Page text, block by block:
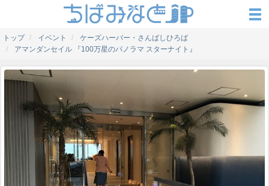
トップ イベント
ケーズハーバー・さんばしひろば
アマンダンセイル 『100万星のパノラマ スターナイト』